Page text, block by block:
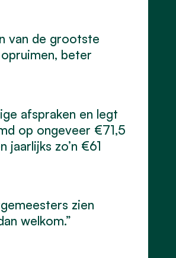
van de grootste
beter
afspraken en legt
op ongeveer €71,5
zo’n €61
zien
welkom.”